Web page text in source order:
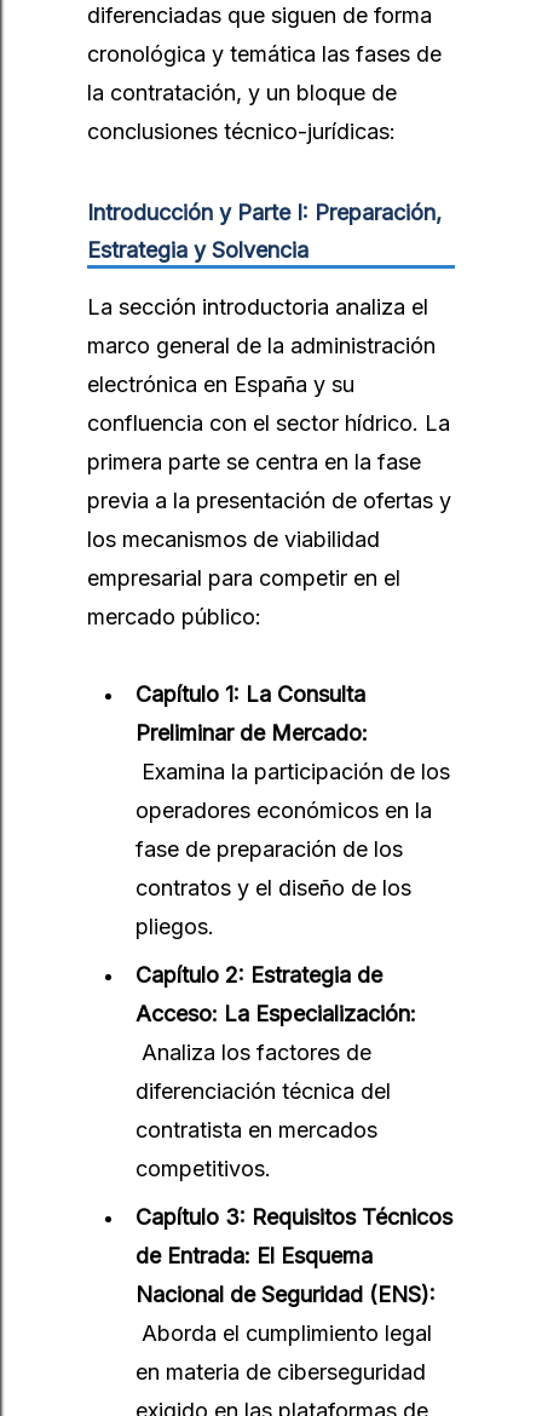
diferenciadas que siguen de forma
cronológica y temática las fases de
la contratación, y un bloque de
conclusiones técnico-jurídicas:
Introducción y Parte I: Preparación,
Estrategia y Solvencia
La sección introductoria analiza el
marco general de la administración
electrónica en España y su
confluencia con el sector hídrico. La
primera parte se centra en la fase
previa a la presentación de ofertas y
los mecanismos de viabilidad
empresarial para competir en el
mercado público:
Capítulo 1: La Consulta
Preliminar de Mercado:
Examina la participación de los
operadores económicos en la
fase de preparación de los
contratos y el diseño de los
pliegos.
Capítulo 2: Estrategia de
Acceso: La Especialización:
Analiza los factores de
diferenciación técnica del
contratista en mercados
competitivos.
Capítulo 3: Requisitos Técnicos
de Entrada: El Esquema
Nacional de Seguridad (ENS):
Aborda el cumplimiento legal
en materia de ciberseguridad
exigido en las plataformas de